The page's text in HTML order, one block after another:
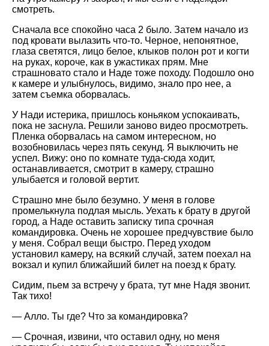
смотреть.
Сначала все спокойно часа 2 было. Затем начало из
под кровати вылазить что-то. Черное, непонятное,
глаза светятся, лицо белое, клыков полон рот и когти
на руках, короче, как в ужастиках прям. Мне
страшновато стало и Наде тоже походу. Подошло оно
к камере и улыбнулось, видимо, знало про нее, а
затем съемка оборвалась.
У Нади истерика, пришлось коньяком успокаивать,
пока не заснула. Решили заново видео просмотреть.
Пленка оборвалась на самом интересном, но
возобновилась через пять секунд. Я выключить не
успел. Вижу: оно по комнате туда-сюда ходит,
останавливается, смотрит в камеру, страшно
улыбается и головой вертит.
Страшно мне было безумно. У меня в голове
промелькнула подлая мысль. Уехать к брату в другой
город, а Наде оставить записку типа срочная
командировка. Очень не хорошее предчувствие было
у меня. Собрал вещи быстро. Перед уходом
установил камеру, на всякий случай, затем поехал на
вокзал и купил ближайший билет на поезд к брату.
Сидим, пьем за встречу у брата, тут мне Надя звонит.
Так тихо!
— Алло. Ты где? Что за командировка?
— Срочная, извини, что оставил одну, но меня